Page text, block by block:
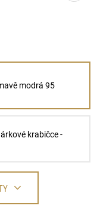
modrá 95
krabičce -